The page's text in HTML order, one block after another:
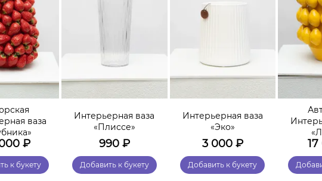
ваза
₽
к букету
Интерьерная ваза
«Плиссе»
990₽
Добавить к букету
Интерьерная ваза
«Эко»
3 000₽
Добавить к букету